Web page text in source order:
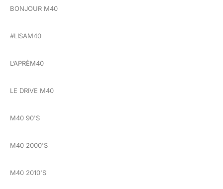
BONJOUR M40
#LISAM40
L’APRÈM40
LE DRIVE M40
M40 90'S
M40 2000'S
M40 2010'S